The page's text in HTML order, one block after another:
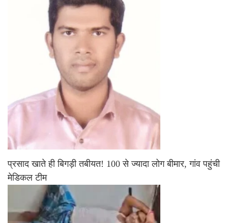
प्रसाद खाते ही बिगड़ी तबीयत! 100 से ज्यादा लोग बीमार, गांव पहुंची
मेडिकल टीम